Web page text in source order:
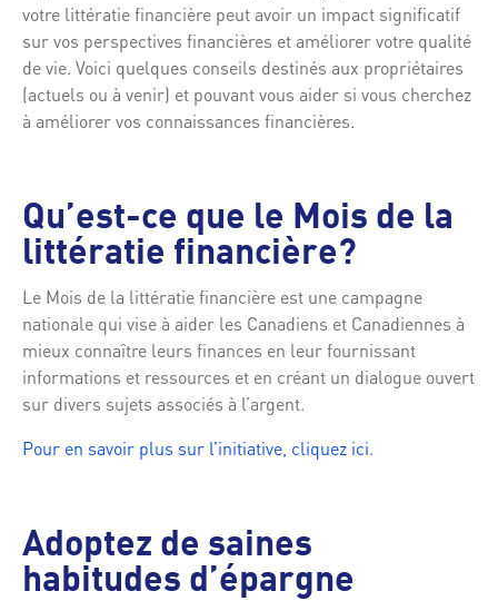
votre littératie financière peut avoir un impact significatif
sur vos perspectives financières et améliorer votre qualité
de vie. Voici quelques conseils destinés aux propriétaires
(actuels ou à venir) et pouvant vous aider si vous cherchez
à améliorer vos connaissances financières.
Qu’est-ce que le Mois de la
littératie financière?
Le Mois de la littératie financière est une campagne
nationale qui vise à aider les Canadiens et Canadiennes à
mieux connaître leurs finances en leur fournissant
informations et ressources et en créant un dialogue ouvert
sur divers sujets associés à l’argent.
Pour en savoir plus sur l’initiative, cliquez ici.
Adoptez de saines
habitudes d’épargne